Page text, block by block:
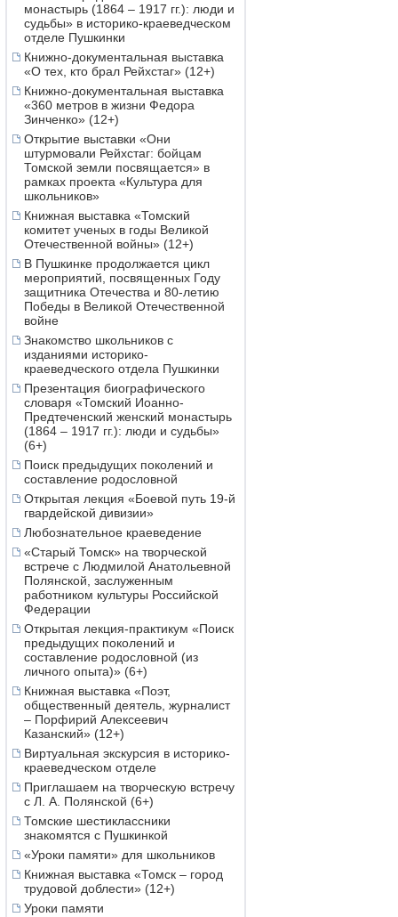
монастырь (1864 – 1917 гг.): люди и
судьбы» в историко-краеведческом
отделе Пушкинки
Книжно-документальная выставка
«О тех, кто брал Рейхстаг» (12+)
Книжно-документальная выставка
«360 метров в жизни Федора
Зинченко» (12+)
Открытие выставки «Они
штурмовали Рейхстаг: бойцам
Томской земли посвящается» в
рамках проекта «Культура для
школьников»
Книжная выставка «Томский
комитет ученых в годы Великой
Отечественной войны» (12+)
В Пушкинке продолжается цикл
мероприятий, посвященных Году
защитника Отечества и 80-летию
Победы в Великой Отечественной
войне
Знакомство школьников с
изданиями историко-
краеведческого отдела Пушкинки
Презентация биографического
словаря «Томский Иоанно-
Предтеченский женский монастырь
(1864 – 1917 гг.): люди и судьбы»
(6+)
Поиск предыдущих поколений и
составление родословной
Открытая лекция «Боевой путь 19-й
гвардейской дивизии»
Любознательное краеведение
«Старый Томск» на творческой
встрече с Людмилой Анатольевной
Полянской, заслуженным
работником культуры Российской
Федерации
Открытая лекция-практикум «Поиск
предыдущих поколений и
составление родословной (из
личного опыта)» (6+)
Книжная выставка «Поэт,
общественный деятель, журналист
– Порфирий Алексеевич
Казанский» (12+)
Виртуальная экскурсия в историко-
краеведческом отделе
Приглашаем на творческую встречу
с Л. А. Полянской (6+)
Томские шестиклассники
знакомятся с Пушкинкой
«Уроки памяти» для школьников
Книжная выставка «Томск – город
трудовой доблести» (12+)
Уроки памяти